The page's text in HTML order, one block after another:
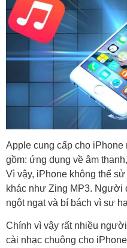
Apple cung cấp cho
gồm: ứng dụng về âm
Vì vậy, iPhone không thể
khác như Zing MP3. Người
ngột ngạt và bí bách vì sự
Chính vì vậy rất nhiều
cài nhạc chuông cho